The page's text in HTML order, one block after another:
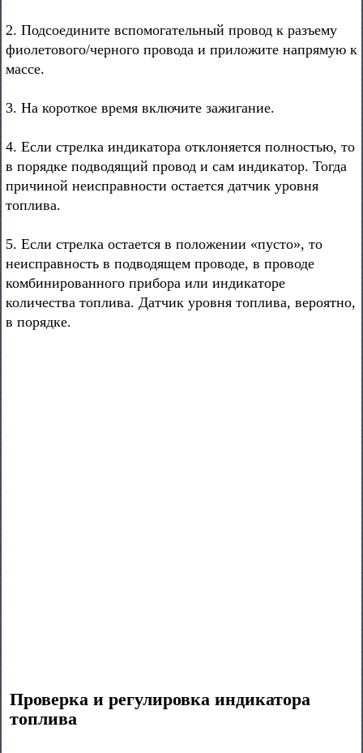
2. Подсоедините вспомогательный провод к разъему
фиолетового/черного провода и приложите напрямую к
массе.
3. На короткое время включите зажигание.
4. Если стрелка индикатора отклоняется полностью, то
в порядке подводящий провод и сам индикатор. Тогда
причиной неисправности остается датчик уровня
топлива.
5. Если стрелка остается в положении «пусто», то
неисправность в подводящем проводе, в проводе
комбинированного прибора или индикаторе
количества топлива. Датчик уровня топлива, вероятно,
в порядке.
Проверка и регулировка индикатора
топлива